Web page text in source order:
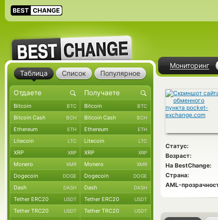
Мониторинг
Статус:
Возраст:
На BestChange:
Страна:
AML-
Таблица Список Популярное
Bitcoin BTC Bitcoin BTC
Bitcoin Cash BCH Bitcoin Cash BCH
Ethereum ETH Ethereum ETH
Litecoin LTC Litecoin LTC
XRP XRP XRP XRP
Monero XMR Monero XMR
Dogecoin DOGE Dogecoin DOGE
Dash DASH Dash DASH
Tether ERC20 USDT Tether ERC20 USDT
Tether TRC20 USDT Tether TRC20 USDT